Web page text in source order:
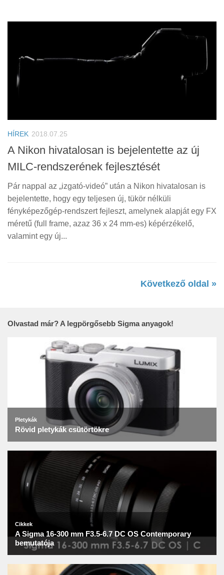
HÍREK 2018.07.25
A Nikon hivatalosan is bejelentette az új
MILC-rendszerének fejlesztését
Pár nappal az „izgató-videó” után a Nikon hivatalosan is
bejelentette, hogy egy teljesen új, tükör nélküli
fényképezőgép-rendszert fejleszt, amelynek alapját egy FX
méretű (full frame, azaz 36 x 24 mm-es) képérzékelő,
valamint egy új...
Következő oldal »
Olvastad már? A legpörgősebb Sigma anyagok!